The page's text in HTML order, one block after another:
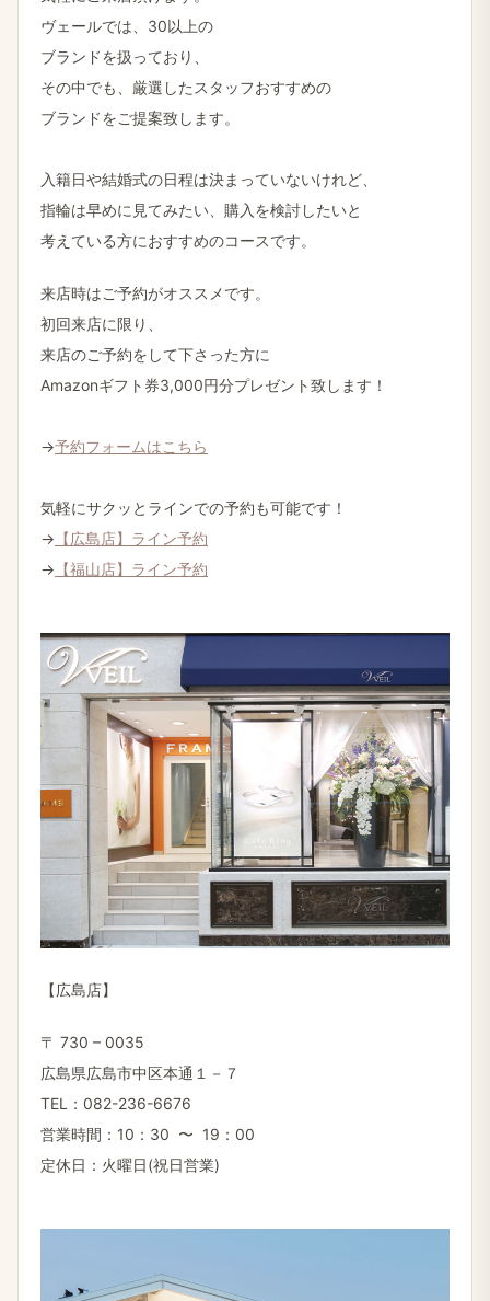
ヴェールでは、​30以上の
ブランドを​扱っており、
その​中でも、​厳選した​スタッフおすすめの
ブランドを​ご提案致します。
入籍日や​結婚式の​日程は​決まっていないけれど、
指輪は​早めに​見てみたい、​購入を​検討したいと
考えている​方に​おすすめの​コースです。
来店時は​ご予約が​オススメです。
初回来店に​限り、
来店の​ご予約を​して​下さった方に
Amazonギフト券3,000円分プレゼント致します！
→予約フォームは​こちら
気軽に​サクッと​ラインでの​予約も​可能です！
→ 【​広島店】ライン予約
→ 【福山店】ライン予約
【広島店】
〒 730 – 0035
広島県​広島市中区本通１－７
TEL：082-236-6676
営業​時間：10：30 〜 19：00
定​休日：火曜日(祝日営業)